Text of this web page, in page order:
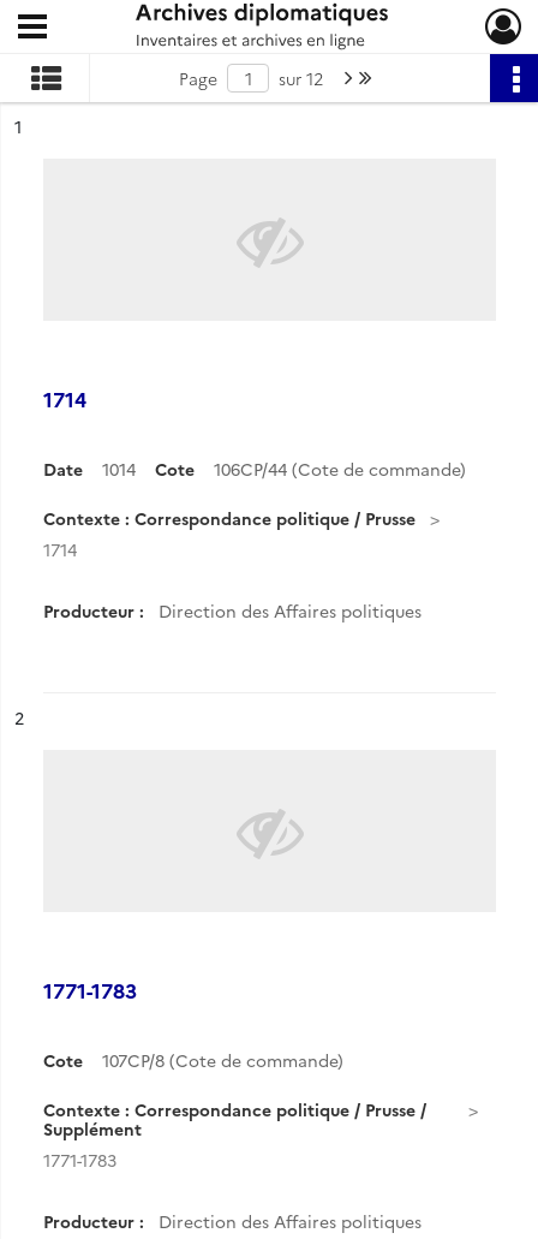
Archives diplomatiques
Ouvrir le menu déroulant
Page sur 12 Page suivante : 1/12
n°
1
1714
Date 1014 Cote 106CP/44 (Cote de commande)
Contexte : Correspondance politique / Prusse
1714
Producteur : Direction des Affaires politiques
n°
2
1771-1783
Cote 107CP/8 (Cote de commande)
Contexte : Correspondance politique / Prusse /
Supplément
1771-1783
Producteur : Direction des Affaires politiques